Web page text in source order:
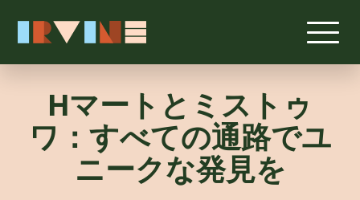
Hマートとミストゥ
ワ：すべての通路でユ
ニークな発見を